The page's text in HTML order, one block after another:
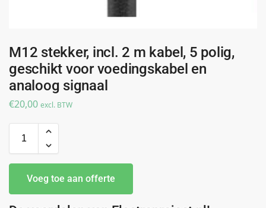
M12 stekker, incl. 2 m kabel, 5 polig,
geschikt voor voedingskabel en
analoog signaal
€20,00 excl. BTW
Voeg toe aan offerte